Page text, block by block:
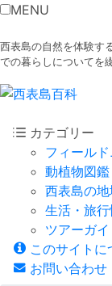
MENU
西表島の自然を体験す
での暮らしについてを
カテゴリー
フィール
動植物図鑑
西表島の
生活・旅行
ツアーガ
このサイトに
お問い合わせ